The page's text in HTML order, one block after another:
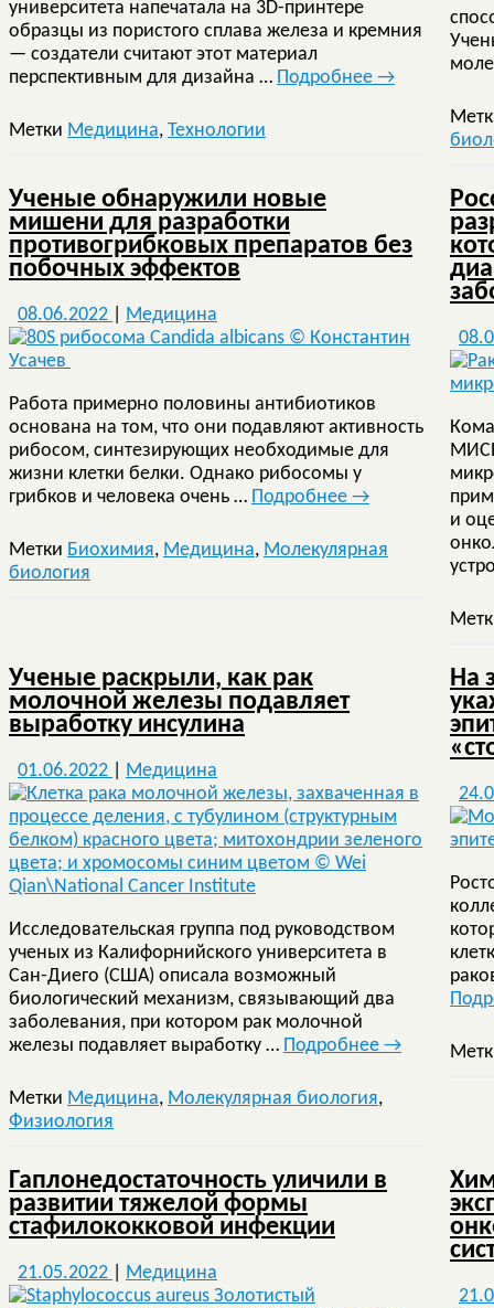
университета напечатала на 3D-принтере
образцы из пористого сплава железа и кремния
— создатели считают этот материал
перспективным для дизайна … Подробнее →
Метки Медицина, Технологии
Ученые обнаружили новые
мишени для разработки
противогрибковых препаратов без
побочных эффектов
08.06.2022 Медицина
Работа примерно половины антибиотиков
основана на том, что они подавляют активность
рибосом, синтезирующих необходимые для
жизни клетки белки. Однако рибосомы у
грибков и человека очень … Подробнее →
Метки Биохимия, Медицина, Молекулярная
биология
и
Ученые раскрыли, как рак
молочной железы подавляет
выработку инсулина
01.06.2022 Медицина
Исследовательская группа под руководством
ученых из Калифорнийского университета в
Сан-Диего (США) описала возможный
биологический механизм, связывающий два
заболевания, при котором рак молочной
железы подавляет выработку … Подробнее →
Метки Медицина, Молекулярная биология,
Физиология
На
Гаплонедостаточность уличили в
развитии тяжелой формы
стафилококковой инфекции
21.05.2022 Медицина